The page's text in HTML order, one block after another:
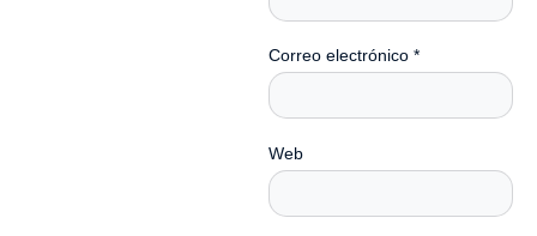
Correo electrónico *
Web